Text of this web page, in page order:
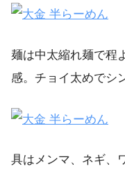
麺は中太縮れ麺で程
感。チョイ太めでシ
具はメンマ、ネギ、